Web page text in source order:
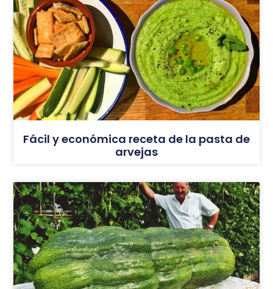
Fácil y económica receta de la pasta de
arvejas